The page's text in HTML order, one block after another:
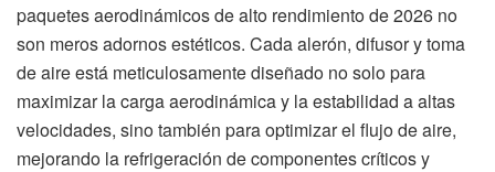
paquetes aerodinámicos de alto rendimiento de 2026 no
son meros adornos estéticos. Cada alerón, difusor y toma
de aire está meticulosamente diseñado no solo para
maximizar la carga aerodinámica y la estabilidad a altas
velocidades, sino también para optimizar el flujo de aire,
mejorando la refrigeración de componentes críticos y